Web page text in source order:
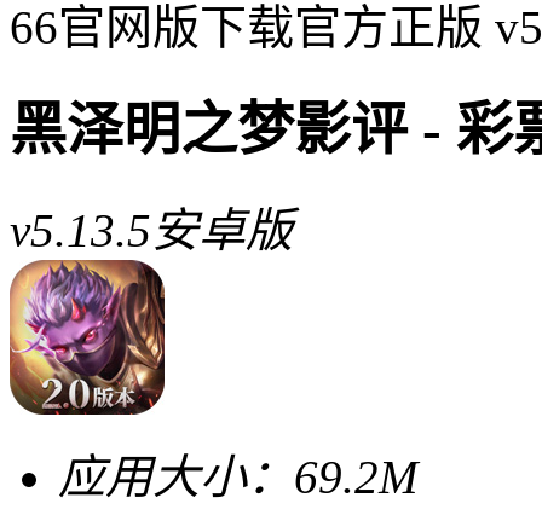
66官网版下载官方正版
黑泽明之梦影评 - 彩
v5.13.5安卓版
应用大小： 69.2M